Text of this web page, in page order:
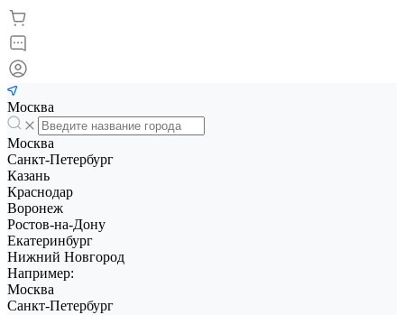
Москва
Москва
Санкт-Петербург
Казань
Краснодар
Воронеж
Ростов-на-Дону
Екатеринбург
Нижний Новгород
Например:
Москва
Санкт-Петербург